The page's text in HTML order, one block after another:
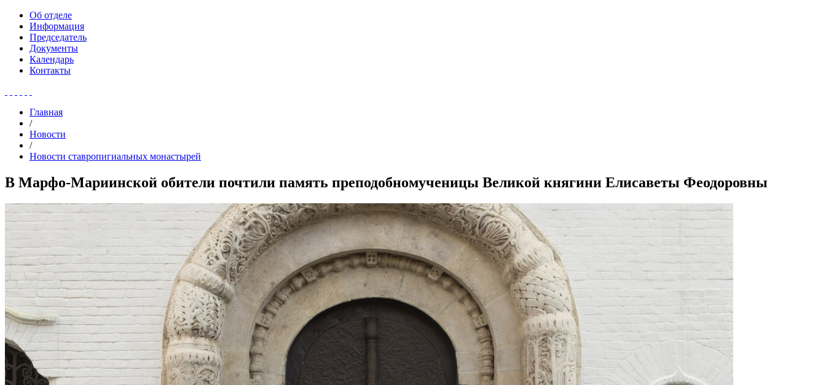
Об отделе
Информация
Председатель
Документы
Календарь
Контакты
Главная
/
Новости
/
Новости ставропигиальных монастырей
В Марфо-Мариинской обители почтили память преподобномученицы Великой княгини Елисаветы Феодоровны